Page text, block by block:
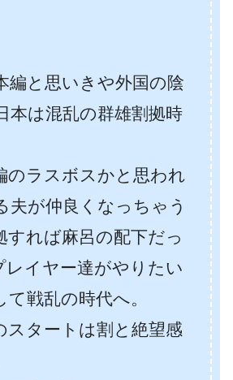
編と思いきや外国の陰
本は混乱の群雄割拠時
のラスボスかと思われ
夫が仲良くなっちゃう
すれば麻呂の配下だっ
レイヤー達がやりたい
て戦乱の時代へ。
スタートは割と絶望感